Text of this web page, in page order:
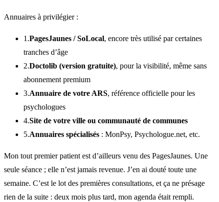
Annuaires à privilégier :
1.PagesJaunes / SoLocal, encore très utilisé par certaines
tranches d’âge
2.Doctolib (version gratuite), pour la visibilité, même sans
abonnement premium
3.Annuaire de votre ARS, référence officielle pour les
psychologues
4.Site de votre ville ou communauté de communes
5.Annuaires spécialisés : MonPsy, Psychologue.net, etc.
Mon tout premier patient est d’ailleurs venu des PagesJaunes. Une
seule séance ; elle n’est jamais revenue. J’en ai douté toute une
semaine. C’est le lot des premières consultations, et ça ne présage
rien de la suite : deux mois plus tard, mon agenda était rempli.